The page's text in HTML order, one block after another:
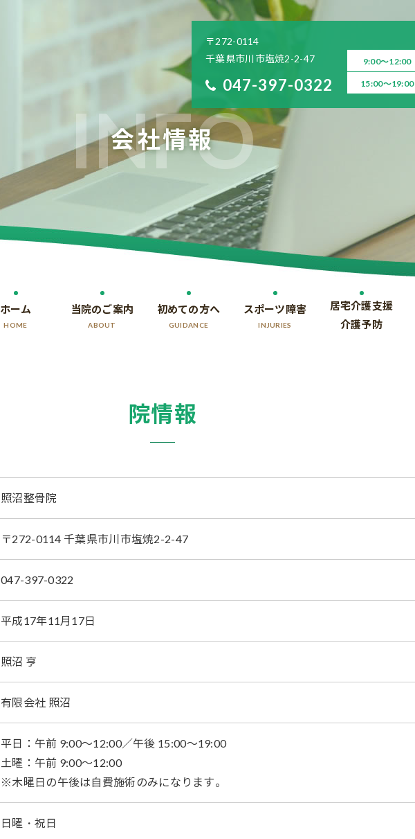
会社情報
ホーム
HOME
当院のご案内
ABOUT
初めての方へ
GUIDANCE
スポーツ障害
INJURIES
居宅介護支援
介護予防
〒272-0114
千葉県市川市塩焼2-2-47
047-397-0322
9:00～12:00
15:00～19:00
院情報
照沼整骨院
〒272-0114 千葉県市川市塩焼2-2-47
047-397-0322
平成17年11月17日
照沼 亨
有限会社 照沼
平日：午前 9:00～12:00／午後 15:00～19:00
土曜：午前 9:00～12:00
※木曜日の午後は自費施術のみになります。
日曜・祝日